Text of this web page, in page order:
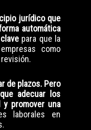
jurídico que
automática
para que la
como
de plazos. Pero
adecuar los
y promover una
laborales en